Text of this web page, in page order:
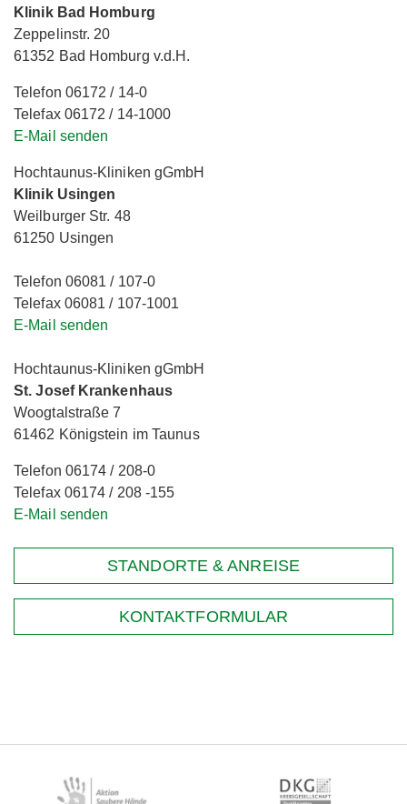
Klinik Bad Homburg
Zeppelinstr. 20
61352 Bad Homburg v.d.H.
Telefon 06172 / 14-0
Telefax 06172 / 14-1000
E-Mail senden
Hochtaunus-Kliniken gGmbH
Klinik Usingen
Weilburger Str. 48
61250 Usingen
Telefon 06081 / 107-0
Telefax 06081 / 107-1001
E-Mail senden
Hochtaunus-Kliniken gGmbH
St. Josef Krankenhaus
Woogtalstraße 7
61462 Königstein im Taunus
Telefon 06174 / 208-0
Telefax 06174 / 208 -155
E-Mail senden
STANDORTE & ANREISE
KONTAKTFORMULAR